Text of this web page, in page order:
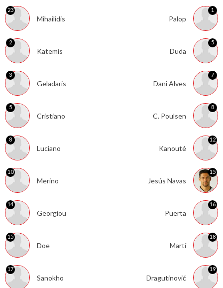
23
Mihailidis
2
Katemis
3
Geladaris
5
Cristiano
8
Luciano
10
Merino
14
Georgiou
15
Doe
17
Sanokho
1
Palop
5
Duda
7
Dani Alves
8
C. Poulsen
12
Kanouté
15
Jesús Navas
16
Puerta
18
Martí
19
Dragutinović